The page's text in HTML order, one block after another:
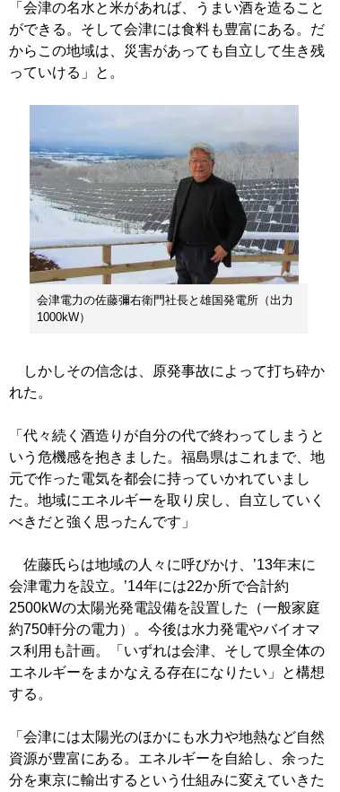
「会津の名水と米があれば、うまい酒を造ること
ができる。そして会津には食料も豊富にある。だ
からこの地域は、災害があっても自立して生き残
っていける」と。
会津電力の佐藤彌右衛門社長と雄国発電所（出力
1000kW）
しかしその信念は、原発事故によって打ち砕か
れた。
「代々続く酒造りが自分の代で終わってしまうと
いう危機感を抱きました。福島県はこれまで、地
元で作った電気を都会に持っていかれていまし
た。地域にエネルギーを取り戻し、自立していく
べきだと強く思ったんです」
佐藤氏らは地域の人々に呼びかけ、’13年末に
会津電力を設立。’14年には22か所で合計約
2500kWの太陽光発電設備を設置した（一般家庭
約750軒分の電力）。今後は水力発電やバイオマ
ス利用も計画。「いずれは会津、そして県全体の
エネルギーをまかなえる存在になりたい」と構想
する。
「会津には太陽光のほかにも水力や地熱など自然
資源が豊富にある。エネルギーを自給し、余った
分を東京に輸出するという仕組みに変えていきた